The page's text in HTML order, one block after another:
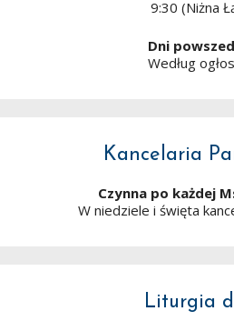
9:30 (Niżna
Dni
Według
Kancelaria
Czynna po każdej
W niedziele i święta
Liturgia